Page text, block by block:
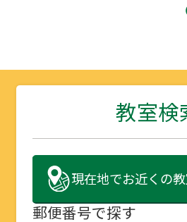
教室検
現在地でお近くの
郵便番号で探す